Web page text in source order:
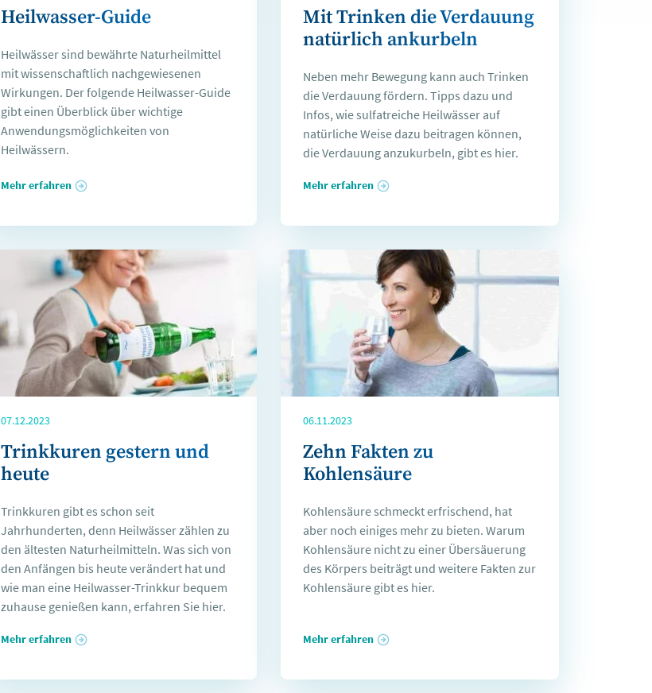
Heilwasser-Guide
Heilwässer sind bewährte Naturheilmittel
mit wissenschaftlich nachgewiesenen
Wirkungen. Der folgende Heilwasser-Guide
gibt einen Überblick über wichtige
Anwendungsmöglichkeiten von
Heilwässern.
Mehr erfahren
Mit Trinken die Verdauung
natürlich ankurbeln
Neben mehr Bewegung kann auch Trinken
die Verdauung fördern. Tipps dazu und
Infos, wie sulfatreiche Heilwässer auf
natürliche Weise dazu beitragen können,
die Verdauung anzukurbeln, gibt es hier.
Mehr erfahren
07.12.2023
Trinkkuren gestern und
heute
Trinkkuren gibt es schon seit
Jahrhunderten, denn Heilwässer zählen zu
den ältesten Naturheilmitteln. Was sich von
den Anfängen bis heute verändert hat und
wie man eine Heilwasser-Trinkkur bequem
zuhause genießen kann, erfahren Sie hier.
Mehr erfahren
06.11.2023
Zehn Fakten zu
Kohlensäure
Kohlensäure schmeckt erfrischend, hat
aber noch einiges mehr zu bieten. Warum
Kohlensäure nicht zu einer Übersäuerung
des Körpers beiträgt und weitere Fakten zur
Kohlensäure gibt es hier.
Mehr erfahren